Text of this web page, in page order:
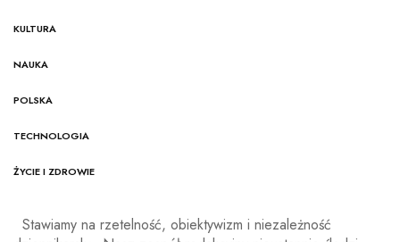
KULTURA
NAUKA
POLSKA
TECHNOLOGIA
ŻYCIE I ZDROWIE
Stawiamy na rzetelność, obiektywizm i niezależność